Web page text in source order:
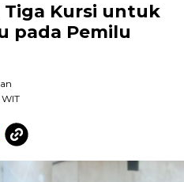
Tiga Kursi untuk
pada Pemilu